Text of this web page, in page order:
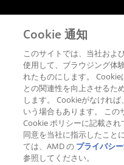
財務情報
取締役会
SEC 提出書類
サプラ
公正で
英
Cookie 通知
このサイトでは、当社およ
使用して、ブラウジング体
れたものにします。
との関連性を向上させるた
します。 Cookieがなけれ
いう場合もあります。 この
Cookie ポリシーに記載さ
同意を当社に指示したこと
ては、AMD の プライバシ
参照してください。